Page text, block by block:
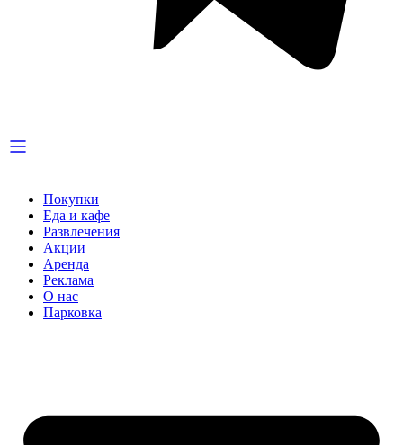
Покупки
Еда и кафе
Развлечения
Акции
Аренда
Реклама
О нас
Парковка